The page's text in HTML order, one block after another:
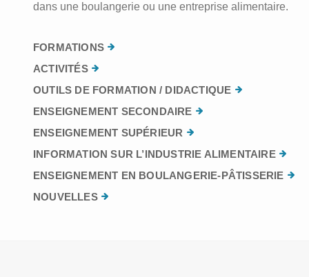
dans une boulangerie ou une entreprise alimentaire.
FORMATIONS
ACTIVITÉS
OUTILS DE FORMATION / DIDACTIQUE
ENSEIGNEMENT SECONDAIRE
ENSEIGNEMENT SUPÉRIEUR
INFORMATION SUR L’INDUSTRIE ALIMENTAIRE
ENSEIGNEMENT EN BOULANGERIE-PÂTISSERIE
NOUVELLES